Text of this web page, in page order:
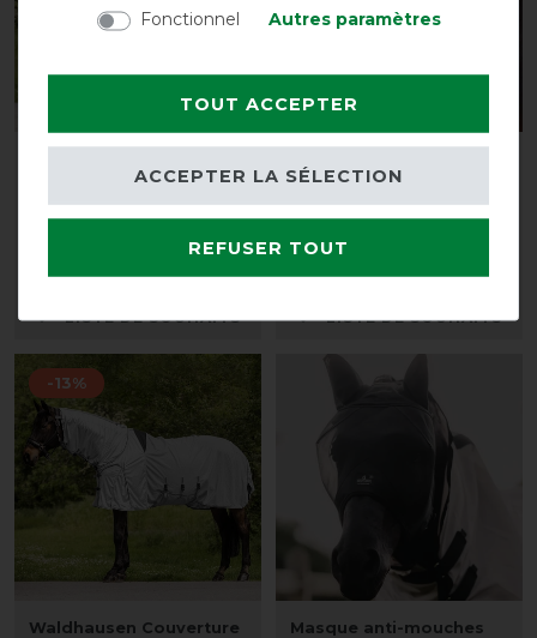
anti-eczéma/anti-
LISTE DE SOUHAITS
Anti-mouche SKINNY
avant 24,90 €
21,70 € *
LISTE DE SOUHAITS
-13%
Waldhausen Couverture
Masque anti-mouches
Fonctionnel
Autres paramètres
TOUT ACCEPTER
REFUSER TOUT
ACCEPTER LA SÉLECTION